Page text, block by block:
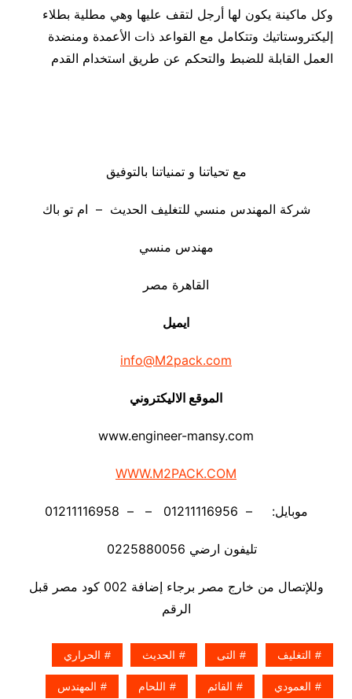
وكل ماكينة يكون لها أرجل لتقف عليها وهي مطلية بطلاء
إليكتروستاتيك وتتكامل مع القواعد ذات الأعمدة ومنضدة
العمل القابلة للضبط والتحكم عن طريق استخدام القدم
مع تحياتنا و تمنياتنا بالتوفيق
شركة المهندس منسي للتغليف الحديث – ام تو باك
مهندس منسي
القاهرة مصر
ايميل
info@M2pack.com
الموقع الاليكتروني
www.engineer-mansy.com
WWW.M2PACK.COM
موبايل: – 01211116956 – – 01211116958
تليفون ارضي 0225880056
وللإتصال من خارج مصر برجاء إضافة 002 كود مصر قبل
الرقم
التغليف التى الحديث الحراري
العمودي القائم اللحام المهندس